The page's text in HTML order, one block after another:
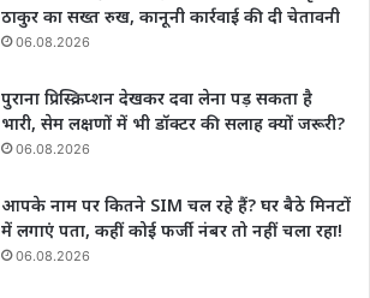
ठाकुर का सख्त रुख, कानूनी कार्रवाई की दी चेतावनी
06.08.2026
पुराना प्रिस्क्रिप्शन देखकर दवा लेना पड़ सकता है
भारी, सेम लक्षणों में भी डॉक्टर की सलाह क्यों जरूरी?
06.08.2026
आपके नाम पर कितने SIM चल रहे हैं? घर बैठे मिनटों
में लगाएं पता, कहीं कोई फर्जी नंबर तो नहीं चला रहा!
06.08.2026